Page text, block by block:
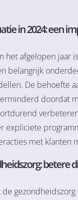
in 2024: een
het afgelopen jaar
belangrijk
De behoefte
doordat
expliciete
met klanten
betere